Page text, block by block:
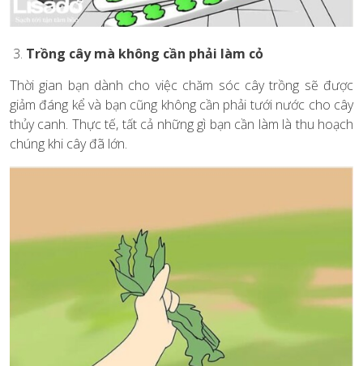
Trồng cây mà không cần phải làm cỏ
Thời gian bạn dành cho việc chăm sóc cây trồng sẽ được
giảm đáng kể và bạn cũng không cần phải tưới nước cho cây
thủy canh. Thực tế, tất cả những gì bạn cần làm là thu hoạch
chúng khi cây đã lớn.